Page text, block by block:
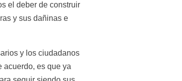
el deber de construir
y sus dañinas e
y los ciudadanos
acuerdo, es que ya